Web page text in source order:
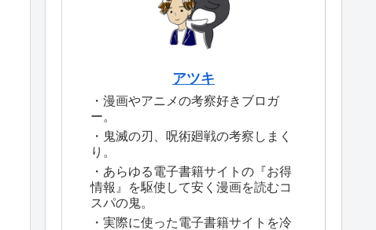
アツキ
・漫画やアニメの考察好きブロガ
ー。
・鬼滅の刃、呪術廻戦の考察しまく
り。
・あらゆる電子書籍サイトの『お得
情報』を駆使して安く漫画を読むコ
スパの鬼。
・実際に使った電子書籍サイトを冷